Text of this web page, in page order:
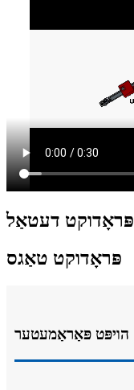
פּראָדוקט דעטאַל
פּראָדוקט טאַגס
הויפּט פּאַראַמעטער